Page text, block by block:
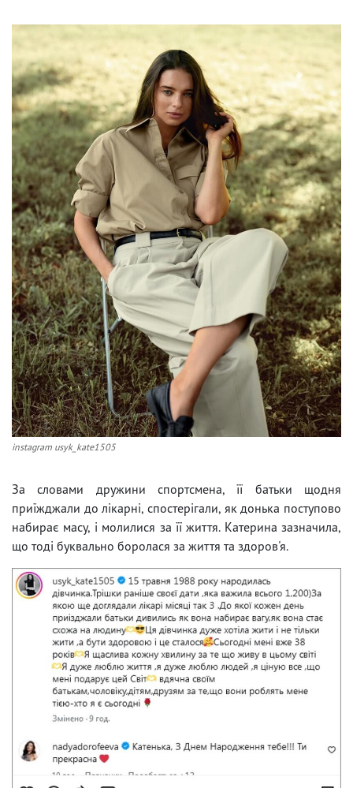
instagram usyk_kate1505
За словами дружини спортсмена, її батьки щодня
приїжджали до лікарні, спостерігали, як донька поступово
набирає масу, і молилися за її життя. Катерина зазначила,
що тоді буквально боролася за життя та здоров'я.